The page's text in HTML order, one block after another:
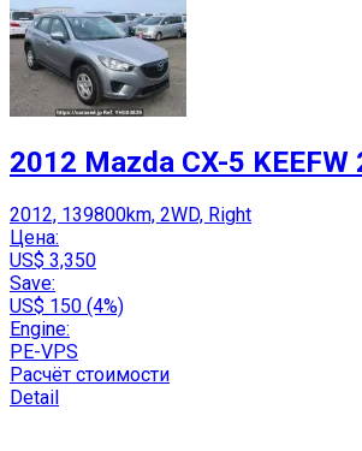
2012 Mazda CX-5 KEEFW
2012, 139800km, 2WD, Right
Цена:
US$ 3,350
Save:
US$ 150 (4%)
Engine:
PE-VPS
Расчёт стоимости
Detail